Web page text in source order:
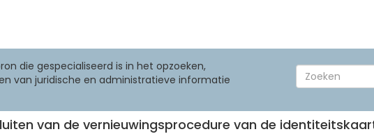
die gespecialiseerd is in het opzoeken,
van juridische en administratieve informatie
van de vernieuwingsprocedure van de